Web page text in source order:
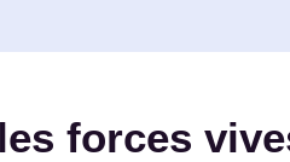
forces